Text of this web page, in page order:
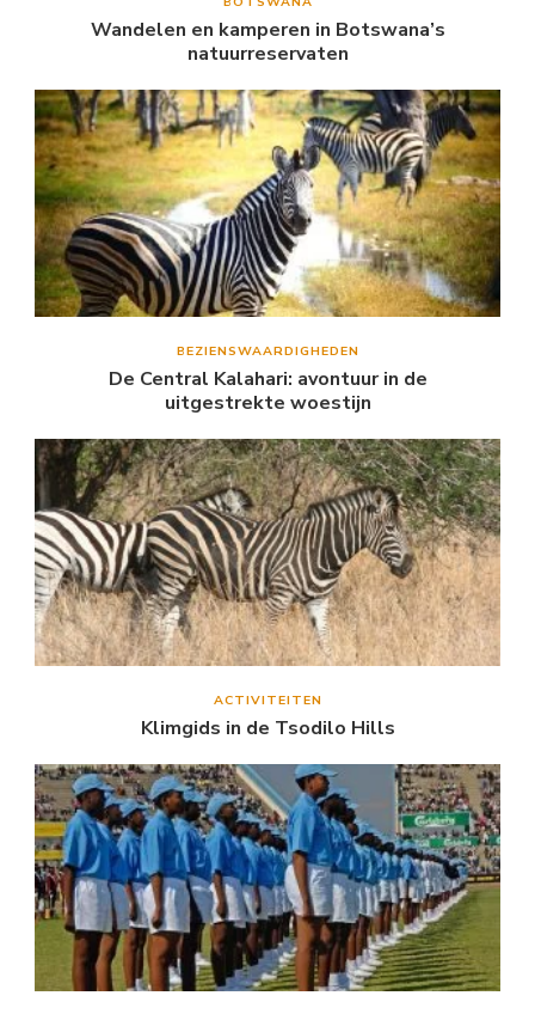
Wandelen en kamperen in Botswana’s
natuurreservaten
BEZIENSWAARDIGHEDEN
De Central Kalahari: avontuur in de
uitgestrekte woestijn
ACTIVITEITEN
Klimgids in de Tsodilo Hills